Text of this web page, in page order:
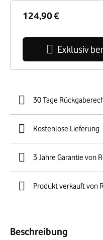
124,90 €
Exklusiv
30 Tage
Kostenlose Lieferung
3 Jahre Garantie von
Produkt verkauft von
Beschreibung